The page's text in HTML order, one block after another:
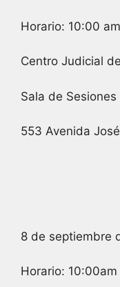
Horario: 10:00
Centro Judicial
Sala de
553 Avenida
8 de septiembre
Horario: